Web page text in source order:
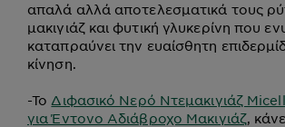
απαλά αλλά αποτελεσματικά τους
μακιγιάζ και φυτική γλυκερίνη που
καταπραύνει την ευαίσθητη
κίνηση.
-Το Διφασικό Νερό Ντεμακιγιάζ
για Έντονο Αδιάβροχο Μακιγιάζ,